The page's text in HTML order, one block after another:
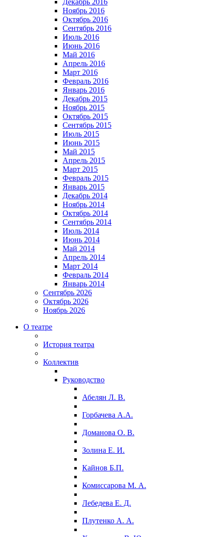
Декабрь 2016
Ноябрь 2016
Октябрь 2016
Сентябрь 2016
Июль 2016
Июнь 2016
Май 2016
Апрель 2016
Март 2016
Февраль 2016
Январь 2016
Декабрь 2015
Ноябрь 2015
Октябрь 2015
Сентябрь 2015
Июль 2015
Июнь 2015
Май 2015
Апрель 2015
Март 2015
Февраль 2015
Январь 2015
Декабрь 2014
Ноябрь 2014
Октябрь 2014
Сентябрь 2014
Июль 2014
Июнь 2014
Май 2014
Апрель 2014
Март 2014
Февраль 2014
Январь 2014
Сентябрь 2026
Октябрь 2026
Ноябрь 2026
О театре
История театра
Коллектив
Руководство
Абелян Л. В.
Горбачева А.А.
Доманова О. В.
Золина Е. И.
Кайнов Б.П.
Комиссарова М. А.
Лебедева Е. Д.
Плутенко А. А.